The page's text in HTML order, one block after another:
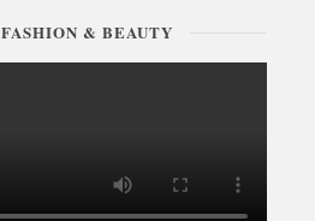
FASHION & BEAUTY